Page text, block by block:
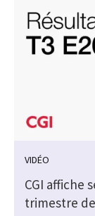
VIDÉO
CGI affiche
trimestre